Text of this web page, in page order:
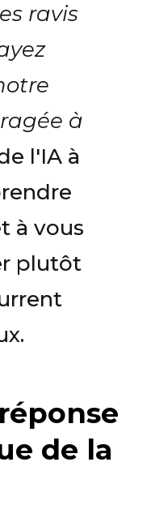
ravis
à
l'IA à
à vous
plutôt
de la